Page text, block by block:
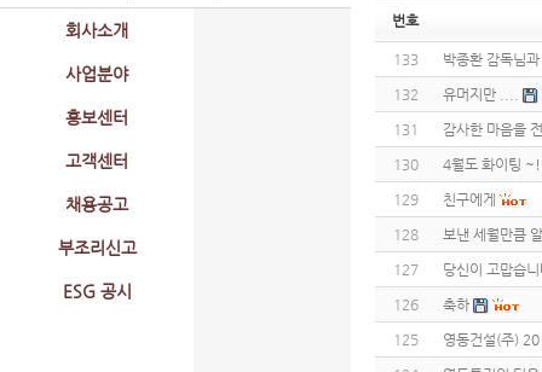
회사소개
사업분야
홍보센터
고객센터
채용공고
부조리신고
ESG 공시
번호
133 박종환 감독님
132 유머지만 ....
131 감사한 마음을
130 4월도 화이팅
129 친구에게
128 보낸 세월만큼
127 당신이 고맙습
126 축하
125 영동건설(주)